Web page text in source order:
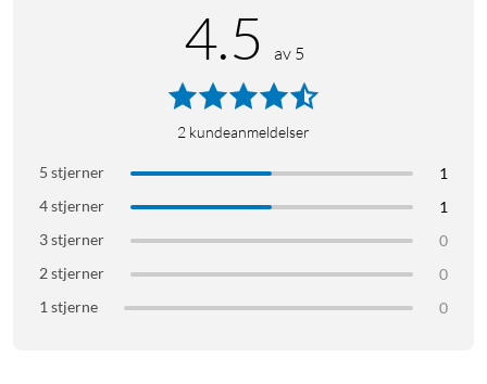
4.5 av 5
2 kundeanmeldelser
5 stjerner
1
4 stjerner
1
3 stjerner
0
2 stjerner
0
1 stjerne
0